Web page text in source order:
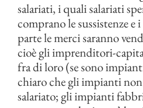
salariati, i quali salariati
comprano le sussistenze
parte le merci saranno
cioè gli imprenditori-
fra di loro (se sono
chiaro che gli impianti
salariato; gli impianti